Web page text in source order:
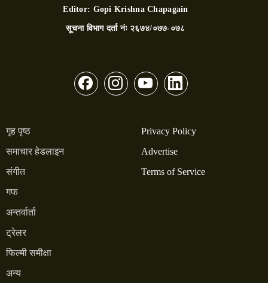
Editor: Gopi Krishna Chapagain
सूचना विभाग दर्ता नंः २६७४/०७७-०७८
गृह पृष्ठ
समाचार हेडलाइन
संगीत
गफ
अन्तर्वार्ता
ट्रेलर
फिल्मी समीक्षा
अन्य
Privacy Policy
Advertise
Terms of Service